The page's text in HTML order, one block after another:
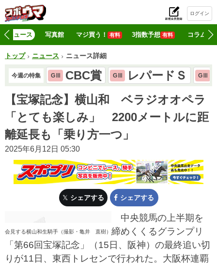
ログイン
ニュース 写真館 マジ買う！ 有料 3指数予想 有料 コラム
トップ ニュース ニュース詳細
今週の特集 GⅢ CBC賞 GⅢ レパードＳ GⅢ
【宝塚記念】横山和 ベラジオオペラ
「とても楽しみ」 2200メートルに距
離延長も「乗り方一つ」
2025年6月12日 05:30
シェアする シェアする
会見する横山和生騎手（撮影・亀井 直樹）
中央競馬の上半期を
締めくくるグランプリ
「第66回宝塚記念」（15日、阪神）の最終追い切
りが11日、東西トレセンで行われた。大阪杯連覇